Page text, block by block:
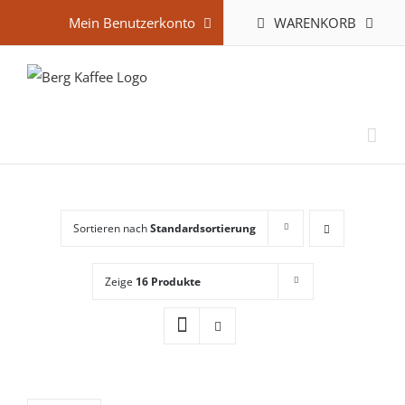
springen
Mein Benutzerkonto WARENKORB
Sortieren nachStandardsortierung
Zeige 16 Produkte